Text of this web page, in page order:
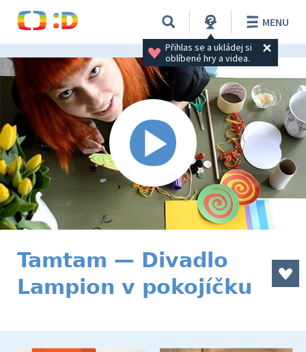
Přihlas se a ukládej si
oblíbené hry a videa.
MENU
Tamtam — Divadlo
Lampion v pokojíčku